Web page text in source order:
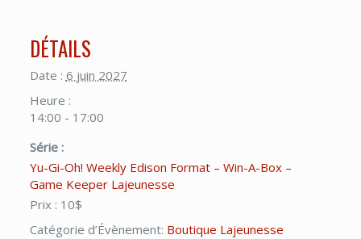
DÉTAILS
Date : 6 juin 2027
Heure :
14:00 - 17:00
Série :
Yu-Gi-Oh! Weekly Edison Format – Win-A-Box –
Game Keeper Lajeunesse
Prix : 10$
Catégorie d’Évènement: Boutique Lajeunesse